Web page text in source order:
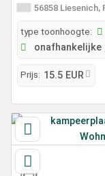
56858 Liesenich,
type toonhoogte:
onafhankelijke
Prijs: 15.5 EUR